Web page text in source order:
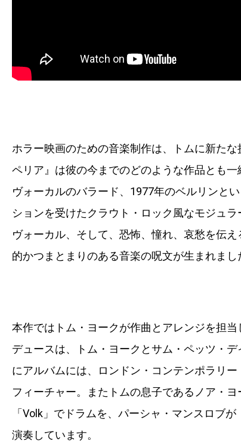
ホラー映画のための音楽制作は、トムに新た
ペリア』は彼の今までのどのような作品とも
ヴォーカルのバラード、1977年のベルリンと
ションを受けたクラウト・ロック風なモジュ
ヴォーカル、そして、恐怖、憧れ、哀愁を伝
的かつまとまりのある音楽の呪文が生まれまし
本作ではトム・ヨークが作曲とアレンジを担
デュースは、トム・ヨークとサム・ペッツ・
にアルバムには、ロンドン・コンテンポラリ
フィーチャー。またトムの息子であるノア・ヨ
「Volk」でドラムを、パーシャ・マンスロブ
演奏しています。